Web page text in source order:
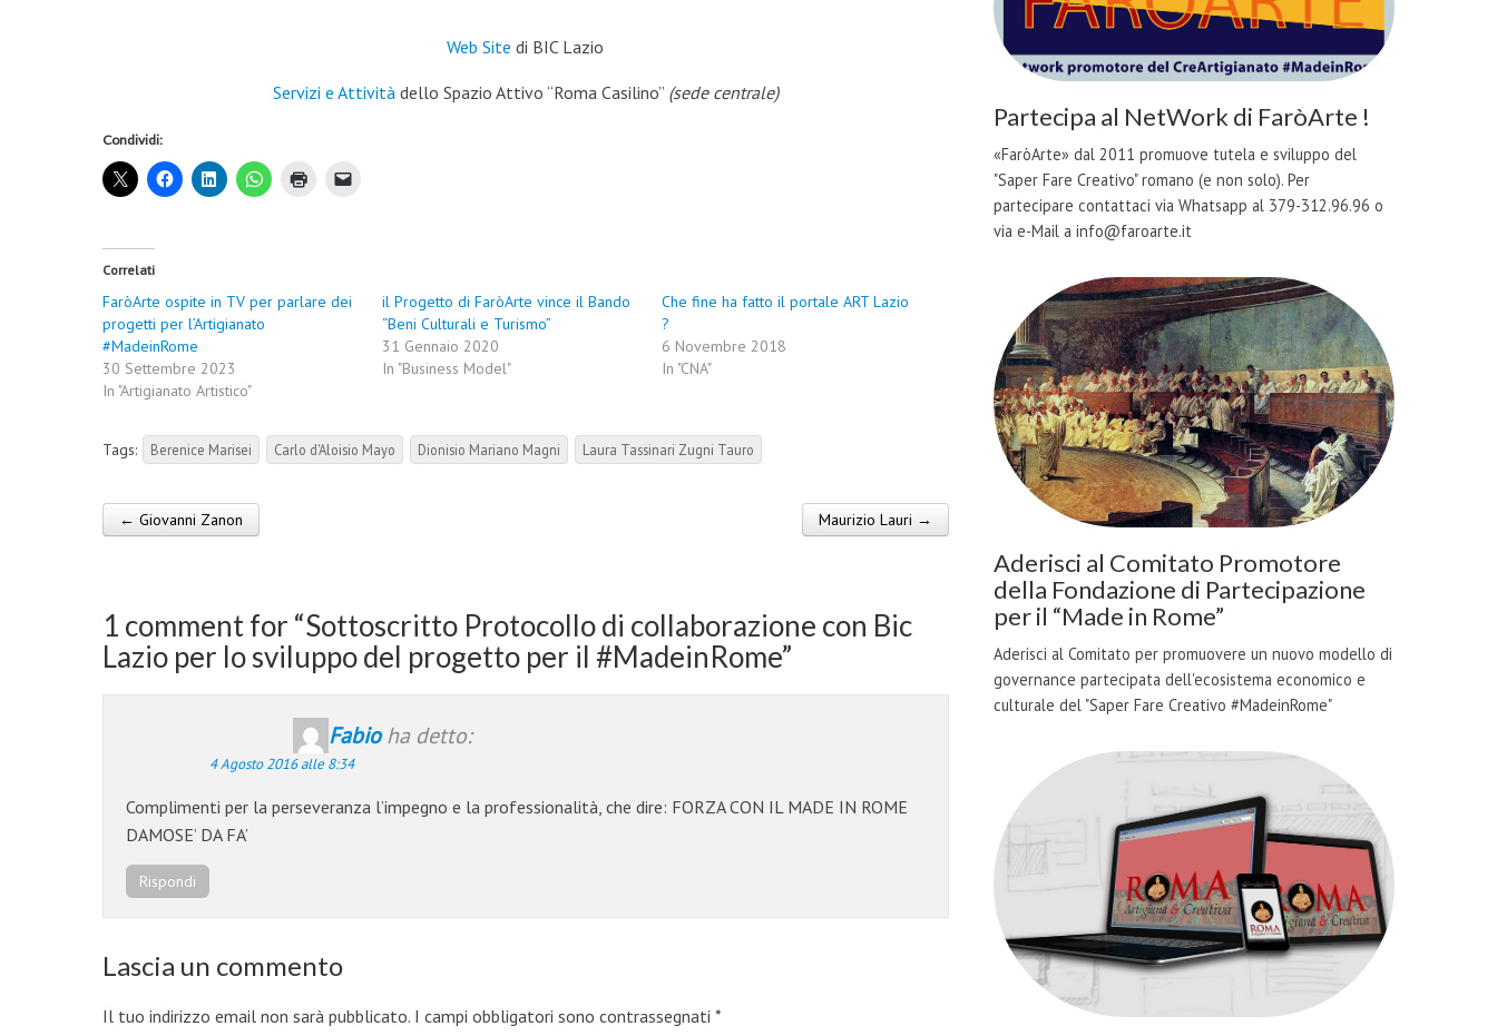
Web Site di BIC Lazio
Servizi e Attività dello Spazio Attivo “Roma Casilino” (sede centrale)
Condividi:
Correlati
FaròArte ospite in TV per parlare dei
progetti per l’Artigianato
#MadeinRome
30 Settembre 2023
In "Artigianato Artistico"
il Progetto di FaròArte vince il Bando
“Beni Culturali e Turismo”
31 Gennaio 2020
In "Business Model"
Che fine ha fatto il portale ART Lazio
?
6 Novembre 2018
In "CNA"
Tags: Berenice Marisei Carlo d'Aloisio Mayo Dionisio Mariano Magni Laura Tassinari Zugni Tauro
Post navigation
← Giovanni Zanon Maurizio Lauri →
1 comment for “Sottoscritto Protocollo di collaborazione con Bic
Lazio per lo sviluppo del progetto per il #MadeinRome”
Fabio ha detto:
4 Agosto 2016 alle 8:34
Complimenti per la perseveranza l’impegno e la professionalità, che dire: FORZA CON IL MADE IN ROME
DAMOSE’ DA FA’
Rispondi
Lascia un commento
Il tuo indirizzo email non sarà pubblicato. I campi obbligatori sono contrassegnati *
Partecipa al NetWork di FaròArte !
«FaròArte» dal 2011 promuove tutela e sviluppo del
"Saper Fare Creativo" romano (e non solo). Per
partecipare contattaci via Whatsapp al 379-312.96.96 o
via e-Mail a info@faroarte.it
Aderisci al Comitato Promotore
della Fondazione di Partecipazione
per il “Made in Rome”
Aderisci al Comitato per promuovere un nuovo modello di
governance partecipata dell'ecosistema economico e
culturale del "Saper Fare Creativo #MadeinRome"